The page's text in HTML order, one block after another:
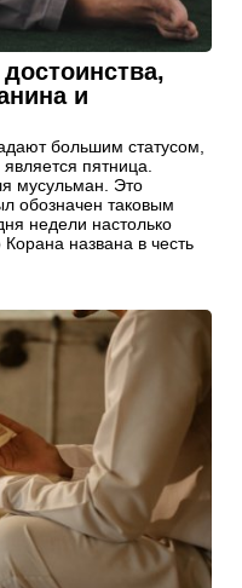
и
большим статусом,
пятница.
мусульман. Это
обозначен таковым
недели настолько
названа в честь